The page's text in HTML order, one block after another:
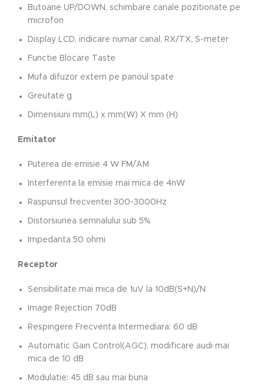
Butoane UP/DOWN, schimbare canale pozitionate pe
microfon
Display LCD, indicare numar canal, RX/TX, S-meter
Functie Blocare Taste
Mufa difuzor extern pe panoul spate
Greutate g
Dimensiuni mm(L) x mm(W) X mm (H)
Emitator
Puterea de emisie 4 W FM/AM
Interferenta la emisie mai mica de 4nW
Raspunsul frecventei 300-3000Hz
Distorsiunea semnalului sub 5%
Impedanta 50 ohmi
Receptor
Sensibilitate mai mica de 1uV la 10dB(S+N)/N
Image Rejection 70dB
Respingere Frecventa Intermediara: 60 dB
Automatic Gain Control(AGC), modificare audi mai
mica de 10 dB
Modulatie: 45 dB sau mai buna